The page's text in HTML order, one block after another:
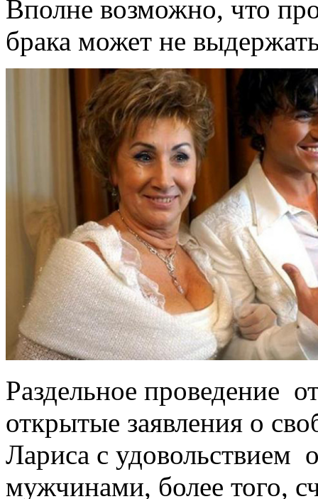
Вполне возможно, что
брака может не
Раздельное проведение
открытые заявления о
Лариса с
мужчинами, более того,